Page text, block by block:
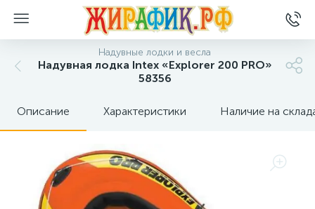
Надувные лодки и весла
Надувная лодка Intex «Explorer 200 PRO»
58356
Описание Характеристики Наличие на